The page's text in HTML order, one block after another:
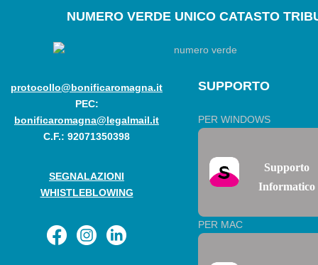
NUMEROVERDE UNICO CATASTO
protocollo@bonificaromagna.it
PEC:
bonificaromagna@legalmail.it
C.F.: 92071350398
SEGNALAZIONI
WHISTLEBLOWING
SUPPORTO
PER WINDOWS
Supporto
Informatico
PER MAC